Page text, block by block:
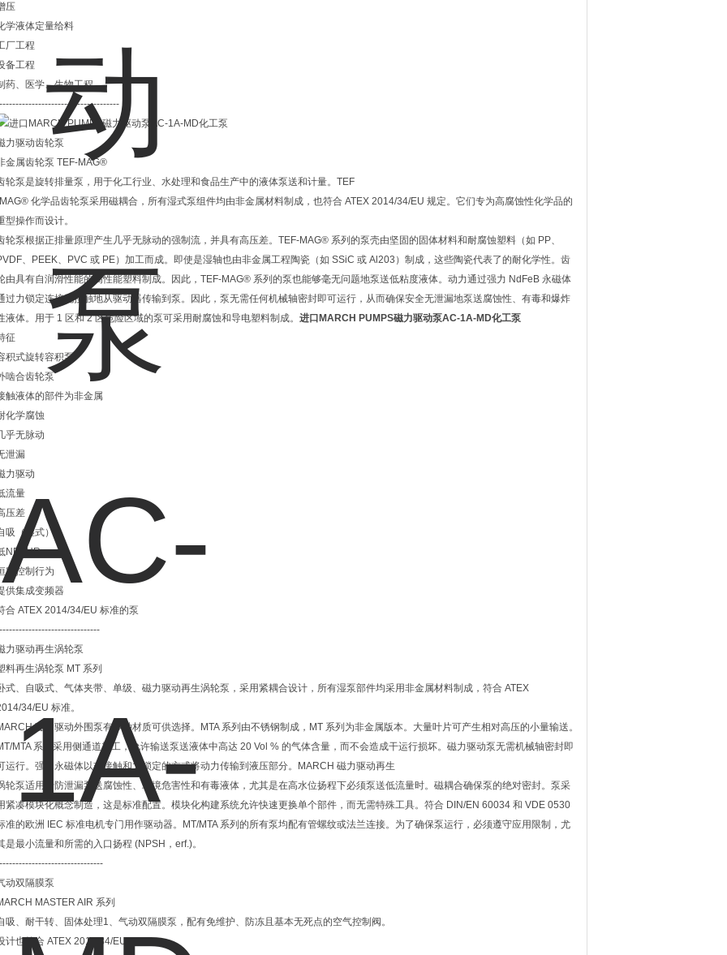
压
学液体定量给料
厂工程
备工程
药、医学、生物工程
力驱动齿轮泵
金属齿轮泵 TEF-MAG®
轮泵是旋转排量泵，用于化工行业、水处理和食品生产中的液体泵送和计量。TEF
化学品齿轮泵采用磁耦合，所有湿式泵组件均由非金属材料制成，也符合 ATEX 2014/34/EU 规定。它们专为高腐蚀性化学品的
型操作而设计。
轮泵根据正排量原理产生几乎无脉动的强制流，并具有高压差。TEF-MAG® 系列的泵壳由坚固的固体材料和耐腐蚀塑料（如 PP、
、PEEK、PVC 或 PE）加工而成。即使是湿轴也由非金属工程陶瓷（如 SSiC 或 Al203）制成，这些陶瓷代表了的耐化学性。齿
由具有自润滑性能的高性能塑料制成。因此，TEF-MAG® 系列的泵也能够毫无问题地泵送低粘度液体。动力通过强力 NdFeB 永磁体
过力锁定连接无接触地从驱动器传输到泵。因此，泵无需任何机械轴密封即可运行，从而确保安全无泄漏地泵送腐蚀性、有毒和爆炸
液体。用于 1 区和 2 区危险区域的泵可采用耐腐蚀和导电塑料制成。 进口MARCH PUMPS磁力驱动泵AC-1A-MD化工泵
征
积式旋转容积泵
啮合齿轮泵
触液体的部件为非金属
化学腐蚀
乎无脉动
泄漏
力驱动
流量
压差
吸（湿式）
NPSHR
定控制行为
供集成变频器
合 ATEX 2014/34/EU 标准的泵
力驱动再生涡轮泵
料再生涡轮泵 MT 系列
式、自吸式、气体夹带、单级、磁力驱动再生涡轮泵，采用紧耦合设计，所有湿泵部件均采用非金属材料制成，符合 ATEX
34/EU 标准。
磁力驱动外围泵有多种材质可供选择。MTA 系列由不锈钢制成，MT 系列为非金属版本。大量叶片可产生相对高压的小量输送。
MTA 系列采用侧通道加工，允许输送泵送液体中高达 20 Vol % 的气体含量，而不会造成干运行损坏。磁力驱动泵无需机械轴密封即
运行。强力永磁体以非接触和力锁定的方式将动力传输到液压部分。MARCH 磁力驱动再生
轮泵适用于防泄漏泵送腐蚀性、环境危害性和有毒液体，尤其是在高水位扬程下必须泵送低流量时。磁耦合确保泵的绝对密封。泵采
紧凑模块化概念制造，这是标准配置。模块化构建系统允许快速更换单个部件，而无需特殊工具。符合 DIN/EN 60034 和 VDE 0530
准的欧洲 IEC 标准电机专门用作驱动器。MT/MTA 系列的所有泵均配有管螺纹或法兰连接。为了确保泵运行，必须遵守应用限制，尤
是最小流量和所需的入口扬程 (NPSH，erf.)。
动双隔膜泵
MASTER AIR 系列
吸、耐干转、固体处理1、气动双隔膜泵，配有免维护、防冻且基本无死点的空气控制阀。
计也符合 ATEX 2014/34/EU。